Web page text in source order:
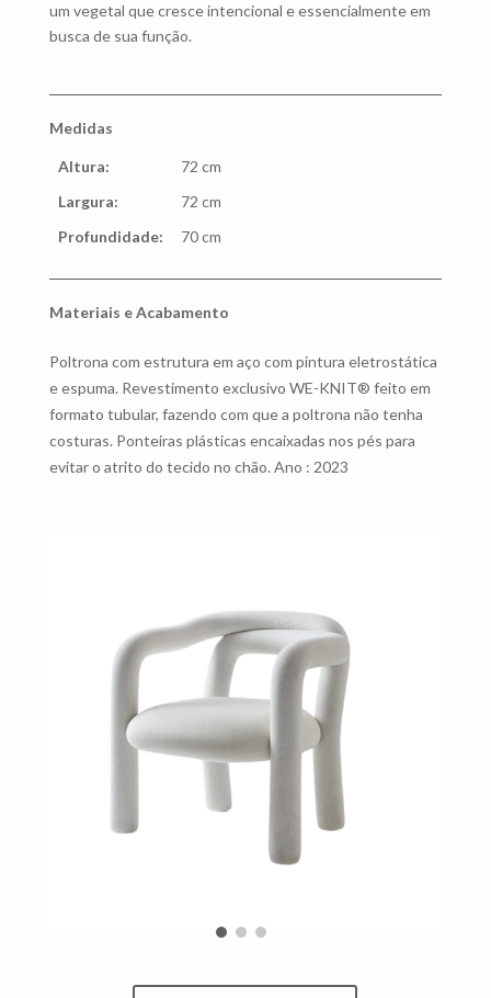
um vegetal que cresce intencional e essencialmente em
busca de sua função.
Medidas
Altura:
72 cm
Largura:
72 cm
Profundidade:
70 cm
Materiais e Acabamento
Poltrona com estrutura em aço com pintura eletrostática
e espuma. Revestimento exclusivo WE-KNIT® feito em
formato tubular, fazendo com que a poltrona não tenha
costuras. Ponteiras plásticas encaixadas nos pés para
evitar o atrito do tecido no chão. Ano : 2023